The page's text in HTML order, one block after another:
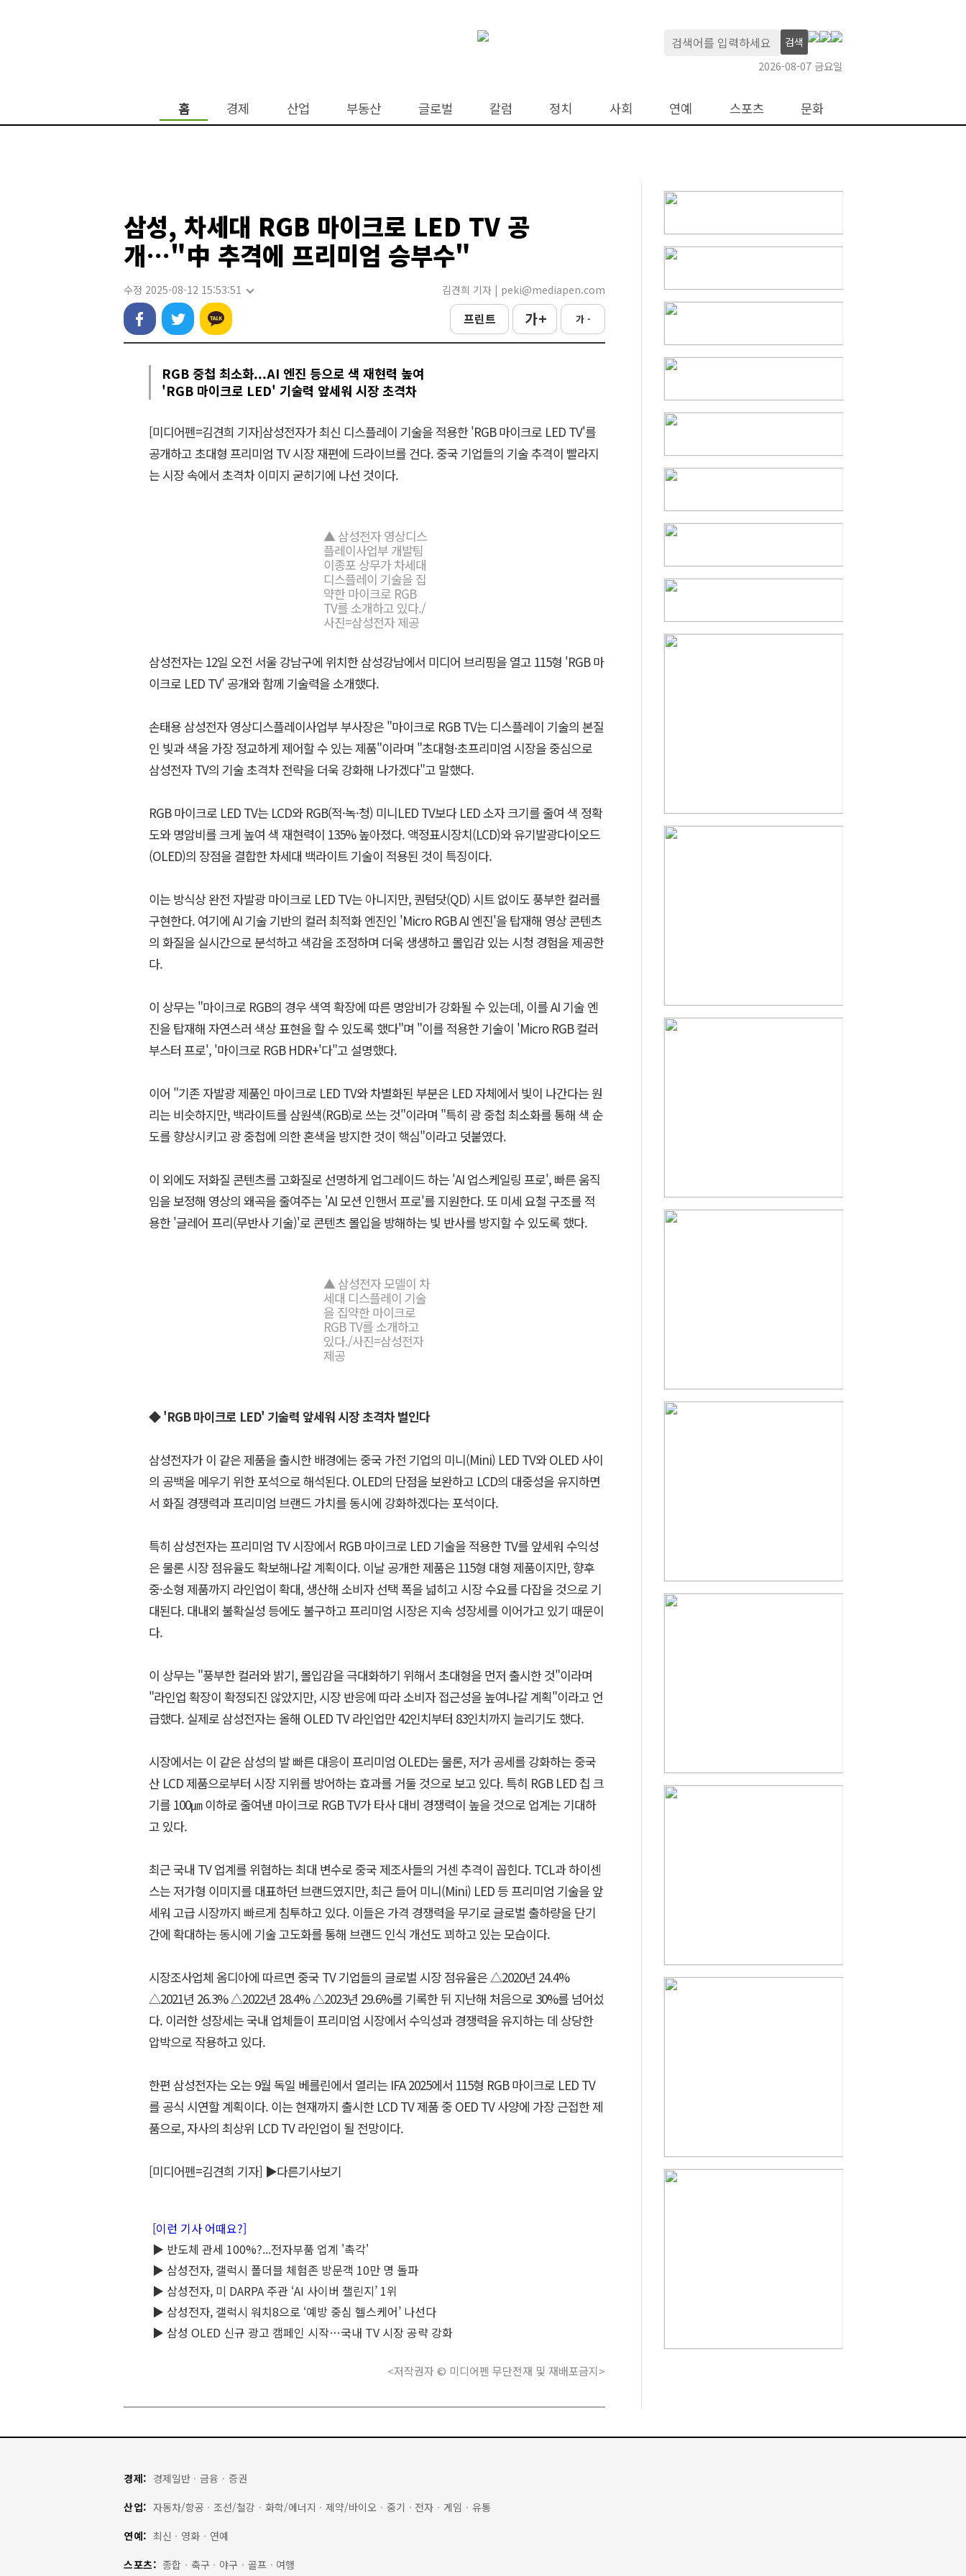
검색
2026-08-07 금요일
홈 경제 산업 부동산 글로벌 칼럼 정치 사회 연예 스포츠 문화
삼성, 차세대 RGB 마이크로 LED TV 공
개…"中 추격에 프리미엄 승부수"
수정 2025-08-12 15:53:51 김견희 기자 | peki@mediapen.com
프린트 가 + 가 -
RGB 중첩 최소화...AI 엔진 등으로 색 재현력 높여
'RGB 마이크로 LED' 기술력 앞세워 시장 초격차
[미디어펜=김견희 기자]삼성전자가 최신 디스플레이 기술을 적용한 'RGB 마이크로 LED TV'를
공개하고 초대형 프리미엄 TV 시장 재편에 드라이브를 건다. 중국 기업들의 기술 추격이 빨라지
는 시장 속에서 초격차 이미지 굳히기에 나선 것이다.
▲ 삼성전자 영상디스
플레이사업부 개발팀
이종포 상무가 차세대
디스플레이 기술을 집
약한 마이크로 RGB
TV를 소개하고 있다./
사진=삼성전자 제공
삼성전자는 12일 오전 서울 강남구에 위치한 삼성강남에서 미디어 브리핑을 열고 115형 'RGB 마
이크로 LED TV' 공개와 함께 기술력을 소개했다.
손태용 삼성전자 영상디스플레이사업부 부사장은 "마이크로 RGB TV는 디스플레이 기술의 본질
인 빛과 색을 가장 정교하게 제어할 수 있는 제품"이라며 "초대형·초프리미엄 시장을 중심으로
삼성전자 TV의 기술 초격차 전략을 더욱 강화해 나가겠다"고 말했다.
RGB 마이크로 LED TV는 LCD와 RGB(적·녹·청) 미니LED TV보다 LED 소자 크기를 줄여 색 정확
도와 명암비를 크게 높여 색 재현력이 135% 높아졌다. 액정표시장치(LCD)와 유기발광다이오드
(OLED)의 장점을 결합한 차세대 백라이트 기술이 적용된 것이 특징이다.
이는 방식상 완전 자발광 마이크로 LED TV는 아니지만, 퀀텀닷(QD) 시트 없이도 풍부한 컬러를
구현한다. 여기에 AI 기술 기반의 컬러 최적화 엔진인 'Micro RGB AI 엔진'을 탑재해 영상 콘텐츠
의 화질을 실시간으로 분석하고 색감을 조정하며 더욱 생생하고 몰입감 있는 시청 경험을 제공한
다.
이 상무는 "마이크로 RGB의 경우 색역 확장에 따른 명암비가 강화될 수 있는데, 이를 AI 기술 엔
진을 탑재해 자연스러 색상 표현을 할 수 있도록 했다"며 "이를 적용한 기술이 'Micro RGB 컬러
부스터 프로', '마이크로 RGB HDR+'다"고 설명했다.
이어 "기존 자발광 제품인 마이크로 LED TV와 차별화된 부분은 LED 자체에서 빛이 나간다는 원
리는 비슷하지만, 백라이트를 삼원색(RGB)로 쓰는 것"이라며 "특히 광 중첩 최소화를 통해 색 순
도를 향상시키고 광 중첩에 의한 혼색을 방지한 것이 핵심"이라고 덧붙였다.
이 외에도 저화질 콘텐츠를 고화질로 선명하게 업그레이드 하는 'AI 업스케일링 프로', 빠른 움직
임을 보정해 영상의 왜곡을 줄여주는 'AI 모션 인핸서 프로'를 지원한다. 또 미세 요철 구조를 적
용한 '글레어 프리(무반사 기술)'로 콘텐츠 몰입을 방해하는 빛 반사를 방지할 수 있도록 했다.
▲ 삼성전자 모델이 차
세대 디스플레이 기술
을 집약한 마이크로
RGB TV를 소개하고
있다./사진=삼성전자
제공
◆ 'RGB 마이크로 LED' 기술력 앞세워 시장 초격차 벌인다
삼성전자가 이 같은 제품을 출시한 배경에는 중국 가전 기업의 미니(Mini) LED TV와 OLED 사이
의 공백을 메우기 위한 포석으로 해석된다. OLED의 단점을 보완하고 LCD의 대중성을 유지하면
서 화질 경쟁력과 프리미엄 브랜드 가치를 동시에 강화하겠다는 포석이다.
특히 삼성전자는 프리미엄 TV 시장에서 RGB 마이크로 LED 기술을 적용한 TV를 앞세워 수익성
은 물론 시장 점유율도 확보해나갈 계획이다. 이날 공개한 제품은 115형 대형 제품이지만, 향후
중·소형 제품까지 라인업이 확대, 생산해 소비자 선택 폭을 넓히고 시장 수요를 다잡을 것으로 기
대된다. 대내외 불확실성 등에도 불구하고 프리미엄 시장은 지속 성장세를 이어가고 있기 때문이
다.
이 상무는 "풍부한 컬러와 밝기, 몰입감을 극대화하기 위해서 초대형을 먼저 출시한 것"이라며
"라인업 확장이 확정되진 않았지만, 시장 반응에 따라 소비자 접근성을 높여나갈 계획"이라고 언
급했다. 실제로 삼성전자는 올해 OLED TV 라인업만 42인치부터 83인치까지 늘리기도 했다.
시장에서는 이 같은 삼성의 발 빠른 대응이 프리미엄 OLED는 물론, 저가 공세를 강화하는 중국
산 LCD 제품으로부터 시장 지위를 방어하는 효과를 거둘 것으로 보고 있다. 특히 RGB LED 칩 크
기를 100㎛ 이하로 줄여낸 마이크로 RGB TV가 타사 대비 경쟁력이 높을 것으로 업계는 기대하
고 있다.
최근 국내 TV 업계를 위협하는 최대 변수로 중국 제조사들의 거센 추격이 꼽힌다. TCL과 하이센
스는 저가형 이미지를 대표하던 브랜드였지만, 최근 들어 미니(Mini) LED 등 프리미엄 기술을 앞
세워 고급 시장까지 빠르게 침투하고 있다. 이들은 가격 경쟁력을 무기로 글로벌 출하량을 단기
간에 확대하는 동시에 기술 고도화를 통해 브랜드 인식 개선도 꾀하고 있는 모습이다.
시장조사업체 옴디아에 따르면 중국 TV 기업들의 글로벌 시장 점유율은 △2020년 24.4%
△2021년 26.3% △2022년 28.4% △2023년 29.6%를 기록한 뒤 지난해 처음으로 30%를 넘어섰
다. 이러한 성장세는 국내 업체들이 프리미엄 시장에서 수익성과 경쟁력을 유지하는 데 상당한
압박으로 작용하고 있다.
한편 삼성전자는 오는 9월 독일 베를린에서 열리는 IFA 2025에서 115형 RGB 마이크로 LED TV
를 공식 시연할 계획이다. 이는 현재까지 출시한 LCD TV 제품 중 OED TV 사양에 가장 근접한 제
품으로, 자사의 최상위 LCD TV 라인업이 될 전망이다.
[미디어펜=김견희 기자] ▶다른기사보기
[이런 기사 어때요?]
▶ 반도체 관세 100%?...전자부품 업계 '촉각'
▶ 삼성전자, 갤럭시 폴더블 체험존 방문객 10만 명 돌파
▶ 삼성전자, 미 DARPA 주관 ‘AI 사이버 챌린지’ 1위
▶ 삼성전자, 갤럭시 워치8으로 ‘예방 중심 헬스케어’ 나선다
▶ 삼성 OLED 신규 광고 캠페인 시작…국내 TV 시장 공략 강화
<저작권자 © 미디어펜 무단전재 및 재배포금지>
경제: 경제일반 · 금융 · 증권
산업: 자동차/항공 · 조선/철강 · 화학/에너지 · 제약/바이오 · 중기 · 전자 · 게임 · 유통
연예: 최신 · 영화 · 연예
스포츠: 종합 · 축구 · 야구 · 골프 · 여행